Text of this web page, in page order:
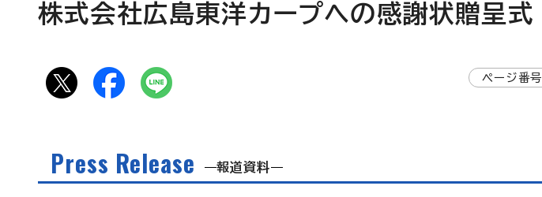
株式会社広島東洋カープへの感謝状贈呈式
ページ番号
Press Release 報道資料